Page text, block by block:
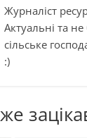
Журналіст
Актуальні та
сільське
:)